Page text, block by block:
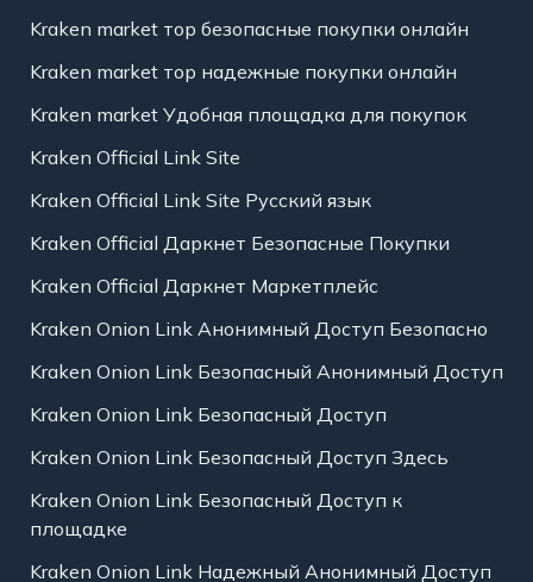
Kraken market тор безопасные покупки онлайн
Kraken market тор надежные покупки онлайн
Kraken market Удобная площадка для покупок
Kraken Official Link Site
Kraken Official Link Site Русский язык
Kraken Official Даркнет Безопасные Покупки
Kraken Official Даркнет Маркетплейс
Kraken Onion Link Анонимный Доступ Безопасно
Kraken Onion Link Безопасный Анонимный Доступ
Kraken Onion Link Безопасный Доступ
Kraken Onion Link Безопасный Доступ Здесь
Kraken Onion Link Безопасный Доступ к
площадке
Kraken Onion Link Надежный Анонимный Доступ